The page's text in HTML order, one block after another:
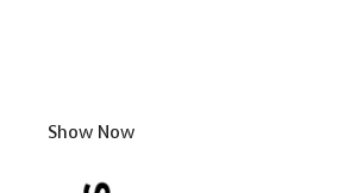
Show Now